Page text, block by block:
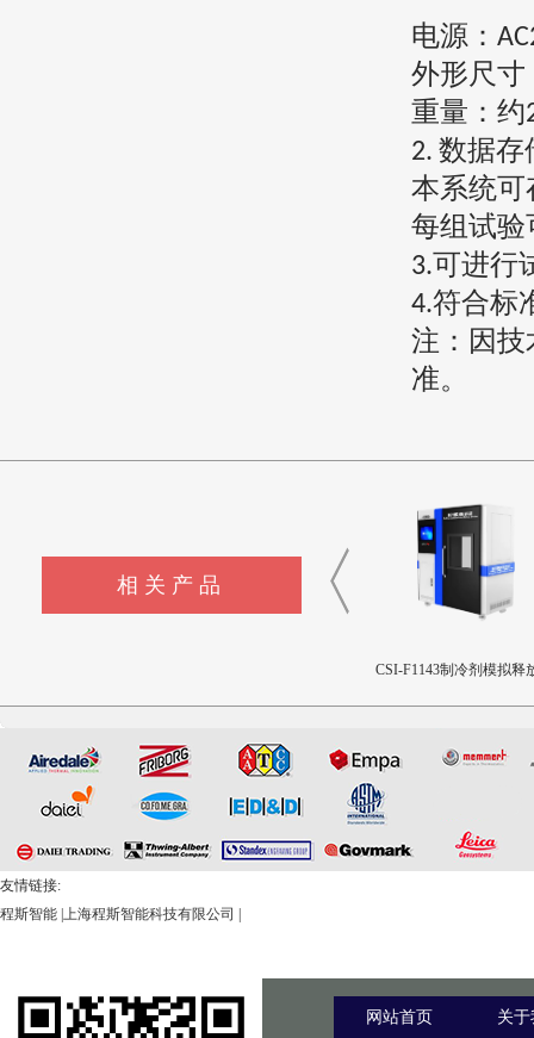
电源：
外形尺寸
重量：约
2. 数据存
本系统可
每组试验
3.可进行
4.符合标
注：因技
准。
相关产品
CSI-NM1136拖曳摩擦
友情链接:
程斯智能 上海程斯智能科技有限公司
网站首页 关